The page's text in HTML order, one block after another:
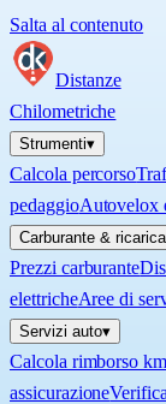
Salta al contenuto
Distanze
Chilometriche
Strumenti▾
Calcola percorso
pedaggioAutovelox
Carburante & ricarica
Prezzi carburante
elettricheAree di
Servizi auto▾
Calcola rimborso
assicurazione